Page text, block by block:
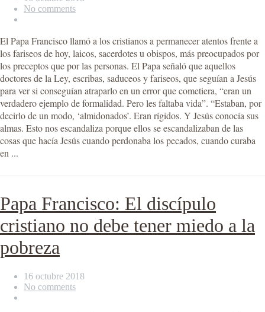
No comments
El Papa Francisco llamó a los cristianos a permanecer atentos frente a
los fariseos de hoy, laicos, sacerdotes u obispos, más preocupados por
los preceptos que por las personas. El Papa señaló que aquellos
doctores de la Ley, escribas, saduceos y fariseos, que seguían a Jesús
para ver si conseguían atraparlo en un error que cometiera, “eran un
verdadero ejemplo de formalidad. Pero les faltaba vida”. “Estaban, por
decirlo de un modo, ‘almidonados’. Eran rígidos. Y Jesús conocía sus
almas. Esto nos escandaliza porque ellos se escandalizaban de las
cosas que hacía Jesús cuando perdonaba los pecados, cuando curaba
en ...
Papa Francisco: El discípulo
cristiano no debe tener miedo a la
pobreza
16 octubre 2018
No comments